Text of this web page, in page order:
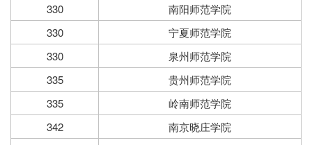
330
南阳师范学院
330
宁夏师范学院
330
泉州师范学院
335
贵州师范学院
335
岭南师范学院
342
南京晓庄学院